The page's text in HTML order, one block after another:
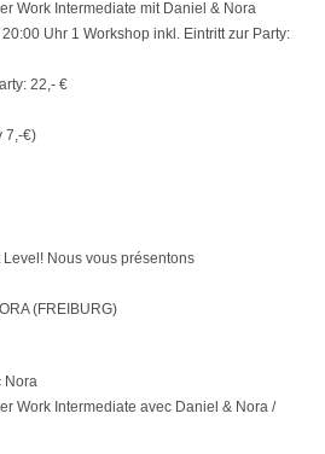
Work Intermediate mit Daniel & Nora
Uhr 1 Workshop inkl. Eintritt zur Party:
22,- €
7,-€)
Nous vous présentons
(FREIBURG)
Nora
Work Intermediate avec Daniel & Nora /